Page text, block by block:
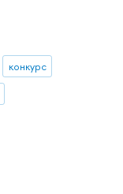
конкурс